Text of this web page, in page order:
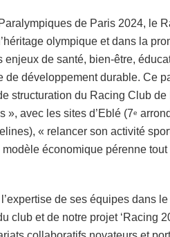
de Paris 2024, le
olympique et dans la
de santé, bien-être,
développement durable. Ce
structuration du Racing Club
», avec les sites d’Eblé (7e
« relancer son activité
économique pérenne
de ses équipes dans
club et de notre projet ‘Racing